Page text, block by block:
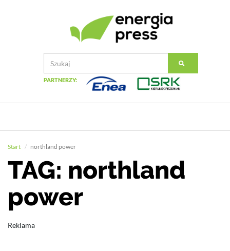
PARTNERZY:
Start northland power
TAG: northland
power
Reklama